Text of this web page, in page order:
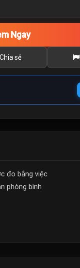
Ngay
sẻ
đo bằng việc
phòng bình